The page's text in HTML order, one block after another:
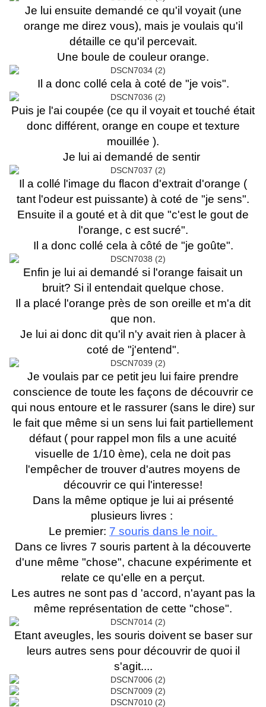
Je lui ensuite demandé ce qu'il voyait (une
orange me direz vous), mais je voulais qu'il
détaille ce qu'il percevait.
Une boule de couleur orange.
Il a donc collé cela à coté de "je vois".
Puis je l'ai coupée (ce qu il voyait et touché était
donc différent, orange en coupe et texture
mouillée ).
Je lui ai demandé de sentir
Il a collé l'image du flacon d'extrait d'orange (
tant l'odeur est puissante) à coté de "je sens".
Ensuite il a gouté et à dit que "c'est le gout de
l'orange, c est sucré".
Il a donc collé cela à côté de "je goûte".
Enfin je lui ai demandé si l'orange faisait un
bruit? Si il entendait quelque chose.
Il a placé l'orange près de son oreille et m'a dit
que non.
Je lui ai donc dit qu'il n'y avait rien à placer à
coté de "j'entend".
Je voulais par ce petit jeu lui faire prendre
conscience de toute les façons de découvrir ce
qui nous entoure et le rassurer (sans le dire) sur
le fait que même si un sens lui fait partiellement
défaut ( pour rappel mon fils a une acuité
visuelle de 1/10 ème), cela ne doit pas
l'empêcher de trouver d'autres moyens de
découvrir ce qui l'interesse!
Dans la même optique je lui ai présenté
plusieurs livres :
Le premier: 7 souris dans le noir.
Dans ce livres 7 souris partent à la découverte
d'une même "chose", chacune expérimente et
relate ce qu'elle en a perçut.
Les autres ne sont pas d 'accord, n'ayant pas la
même représentation de cette "chose".
Etant aveugles, les souris doivent se baser sur
leurs autres sens pour découvrir de quoi il
s'agit....